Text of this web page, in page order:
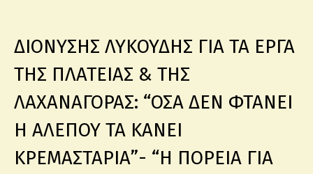
ΔΙΟΝΥΣΗΣ ΛΥΚΟΥΔΗΣ ΓΙΑ ΤΑ ΕΡΓΑ
ΤΗΣ ΠΛΑΤΕΙΑΣ & ΤΗΣ
ΛΑΧΑΝΑΓΟΡΑΣ: “ΟΣΑ ΔΕΝ ΦΤΑΝΕΙ
Η ΑΛΕΠΟΥ ΤΑ ΚΑΝΕΙ
ΚΡΕΜΑΣΤΑΡΙΑ”- “Η ΠΟΡΕΙΑ ΓΙΑ